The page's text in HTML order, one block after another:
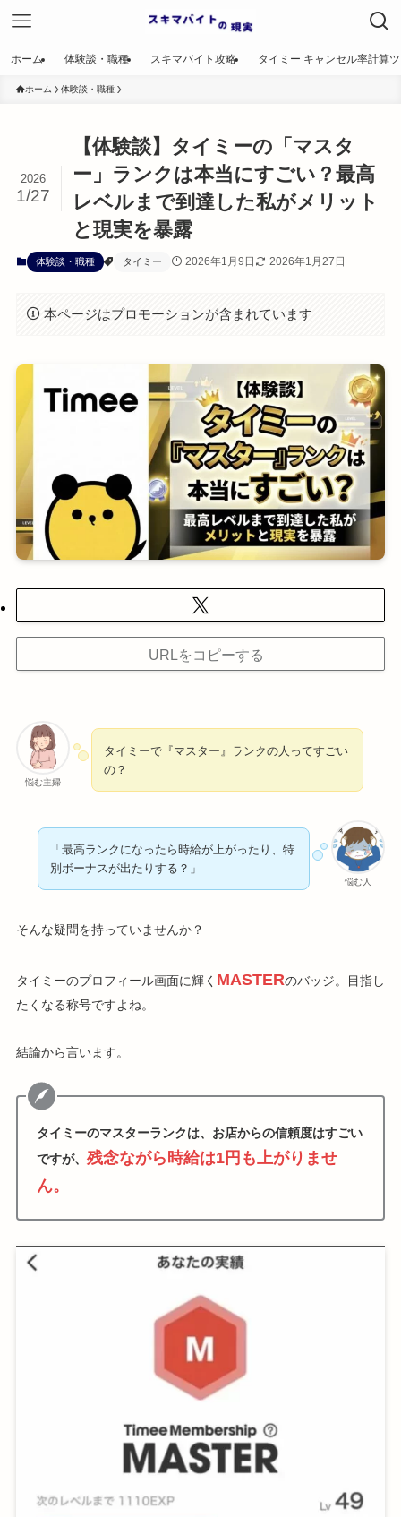
ホーム 体験談・職種 スキマバイト攻略 タイミー キャンセル率計算
ホーム 体験談・職種
【体験談】タイミーの「マスタ
ー」ランクは本当にすごい？最高
レベルまで到達した私がメリット
と現実を暴露
2026
1/27
体験談・職種 タイミー 2026年1月9日 2026年1月27日
本ページはプロモーションが含まれています
URLをコピーする
悩む主婦
タイミーで『マスター』ランクの人ってすごい
の？
悩む人
「最高ランクになったら時給が上がったり、特
別ボーナスが出たりする？」
そんな疑問を持っていませんか？
タイミーのプロフィール画面に輝く MASTERのバッジ。目指し
たくなる称号ですよね。
結論から言います。
タイミーのマスターランクは、お店からの信頼度はすごい
ですが、 残念ながら時給は1円も上がりませ
ん。